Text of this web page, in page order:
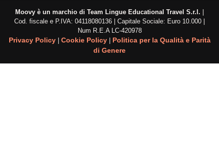
Moovy è un marchio di Team Lingue Educational Travel S.r.l.
Cod. fiscale e P.IVA: 04118080136 | Capitale Sociale: Euro 10.000 |
Num R.E.ALC-420978
Privacy Policy| Cookie Policy| Politica per la Qualità e Parità
di Genere